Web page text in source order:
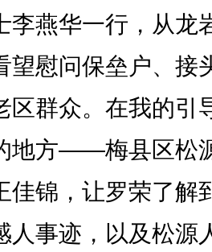
李燕华一行，从龙
望慰问保垒户、接
区群众。在我的引
地方——梅县区松
佳锦，让罗荣了解
人事迹，以及松源